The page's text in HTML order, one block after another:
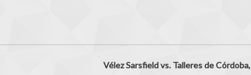
Vélez Sarsfield vs. Talleres de Córdoba,